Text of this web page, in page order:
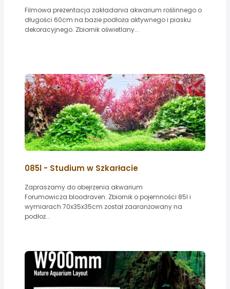
Filmowa prezentacja zakładania akwarium roślinnego o
długości 60cm na bazie podłoża aktywnego i piasku
dekoracyjnego. Zbiornik oświetlany...
085l - Studium w Szkarłacie
Zapraszamy do obejrzenia akwarium
Forumowicza bloodraven. Zbiornik o pojemności 85l i
wymiarach 70x35x35cm został zaaranżowany na
podłoż...